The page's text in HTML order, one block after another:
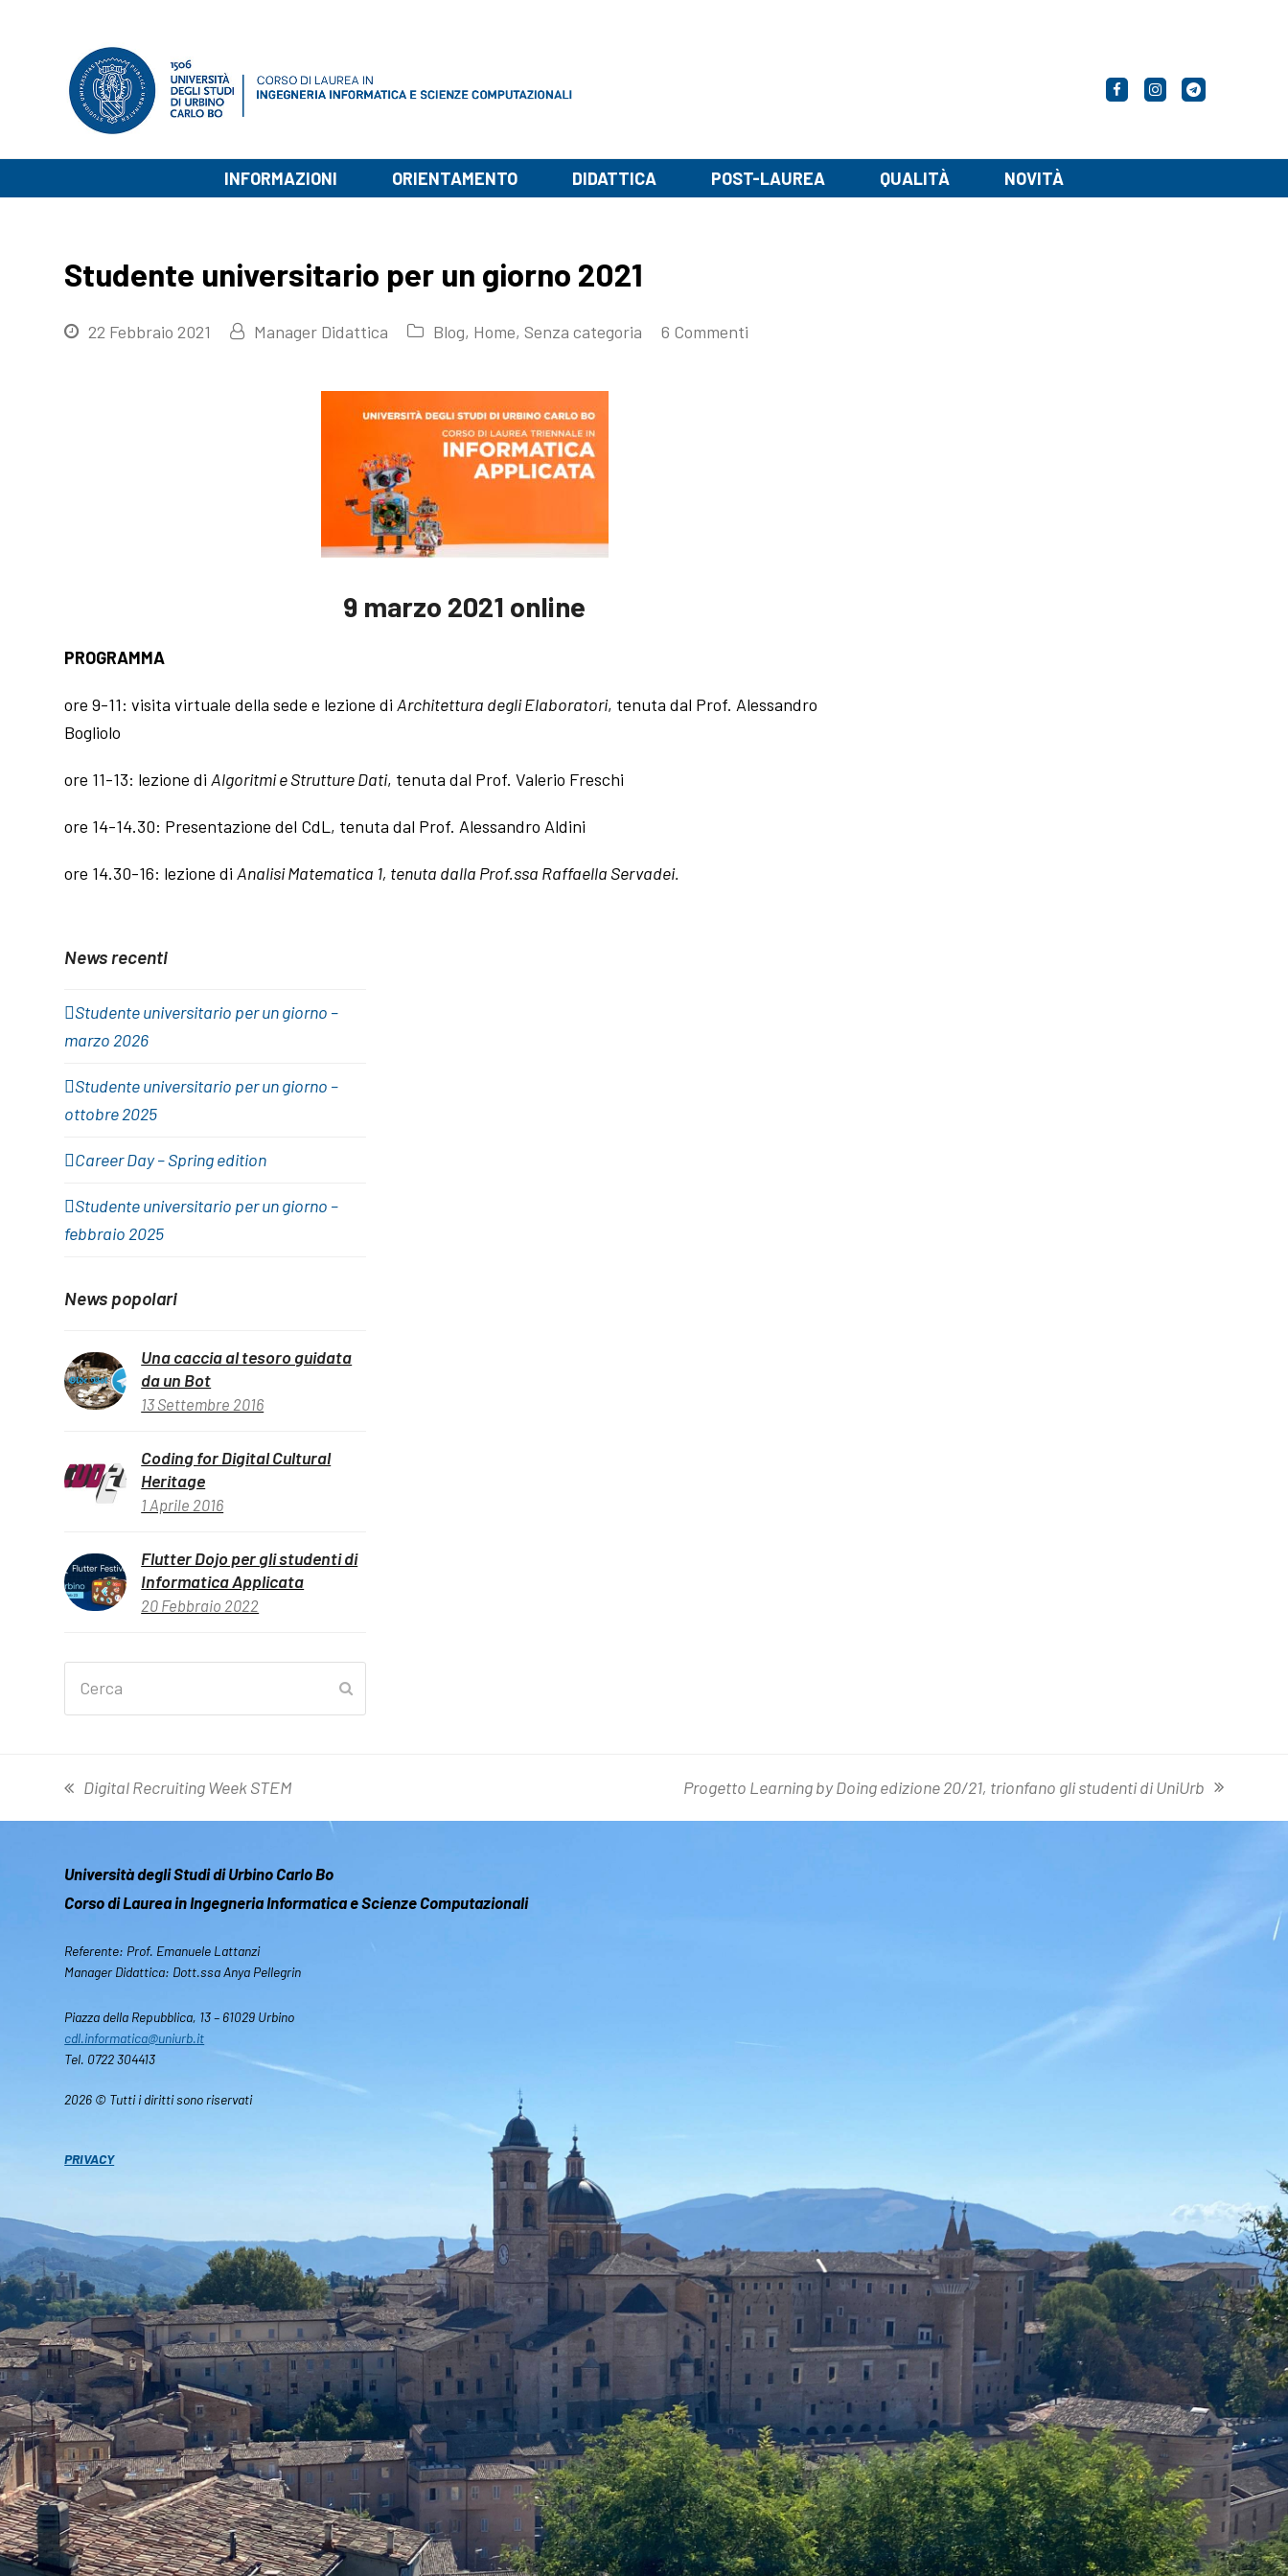
FacebookInstagramTelegram
INFORMAZIONI ORIENTAMENTO DIDATTICA POST-LAUREA QUALITÀ NOVITÀ
Studente universitario per un giorno 2021
22 Febbraio 2021 Manager Didattica Blog, Home,Senza categoria 6 Commenti
9 marzo 2021 online
PROGRAMMA
ore 9-11: visita virtuale della sede e lezione diArchitettura degli Elaboratori, tenuta dal Prof. Alessandro
Bogliolo
ore 11-13: lezione diAlgoritmi e Strutture Dati, tenuta dal Prof. Valerio Freschi
ore 14-14.30: Presentazione del CdL, tenuta dal Prof. Alessandro Aldini
ore 14.30-16: lezione diAnalisi Matematica 1, tenuta dalla Prof.ssa Raffaella Servadei.
News recenti
Studente universitario per un giorno –
marzo 2026
Studente universitario per un giorno –
ottobre 2025
Career Day – Spring edition
Studente universitario per un giorno –
febbraio 2025
News popolari
Una caccia al tesoro guidata
da un Bot
13 Settembre 2016
Coding for Digital Cultural
Heritage
1 Aprile 2016
Flutter Dojo per gli studenti di
Informatica Applicata
20 Febbraio 2022
post
Digital Recruiting Week STEM
articolo
successivo:
Progetto Learning by Doing edizione 20/21, trionfano gli studenti di UniUrb
Università degli Studi di Urbino Carlo Bo
Corso di Laurea in Ingegneria Informatica e Scienze Computazionali
Referente: Prof. Emanuele Lattanzi
Manager Didattica: Dott.ssa Anya Pellegrin
Piazza della Repubblica, 13 – 61029 Urbino
cdl.informatica@uniurb.it
Tel. 0722 304413
2026 © Tutti i diritti sono riservati
PRIVACY